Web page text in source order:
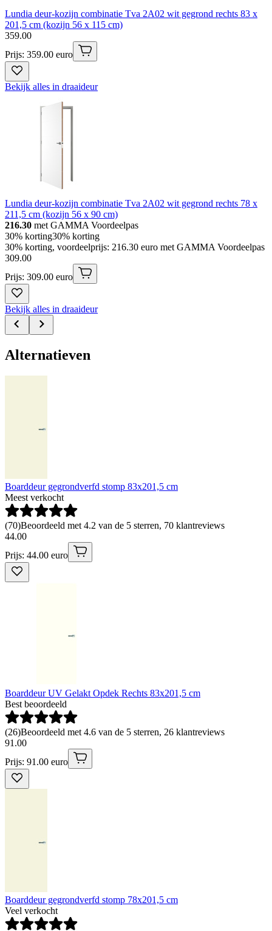
Lundia deur-kozijn combinatie Tva 2A02 wit gegrond rechts 83 x
201,5 cm (kozijn 56 x 115 cm)
359.00
Prijs: 359.00 euro
Bekijk alles in draaideur
Lundia deur-kozijn combinatie Tva 2A02 wit gegrond rechts 78 x
211,5 cm (kozijn 56 x 90 cm)
216.30 met GAMMA Voordeelpas
30% korting30% korting
30% korting, voordeelprijs: 216.30 euro met GAMMA Voordeelpas
309.00
Prijs: 309.00 euro
Bekijk alles in draaideur
Alternatieven
Boarddeur gegrondverfd stomp 83x201,5 cm
Meest verkocht
(70)Beoordeeld met 4.2 van de 5 sterren, 70 klantreviews
44.00
Prijs: 44.00 euro
Boarddeur UV Gelakt Opdek Rechts 83x201,5 cm
Best beoordeeld
(26)Beoordeeld met 4.6 van de 5 sterren, 26 klantreviews
91 .00
Prijs: 91.00 euro
Boarddeur gegrondverfd stomp 78x201,5 cm
Veel verkocht